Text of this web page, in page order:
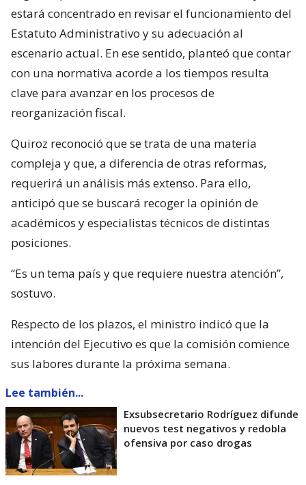
estará concentrado en revisar el funcionamiento del
Estatuto Administrativo y su adecuación al
escenario actual. En ese sentido, planteó que contar
con una normativa acorde a los tiempos resulta
clave para avanzar en los procesos de
reorganización fiscal.
Quiroz reconoció que se trata de una materia
compleja y que, a diferencia de otras reformas,
requerirá un análisis más extenso. Para ello,
anticipó que se buscará recoger la opinión de
académicos y especialistas técnicos de distintas
posiciones.
“Es un tema país y que requiere nuestra atención”,
sostuvo.
Respecto de los plazos, el ministro indicó que la
intención del Ejecutivo es que la comisión comience
sus labores durante la próxima semana.
Lee también...
Exsubsecretario Rodríguez difunde
nuevos test negativos y redobla
ofensiva por caso drogas